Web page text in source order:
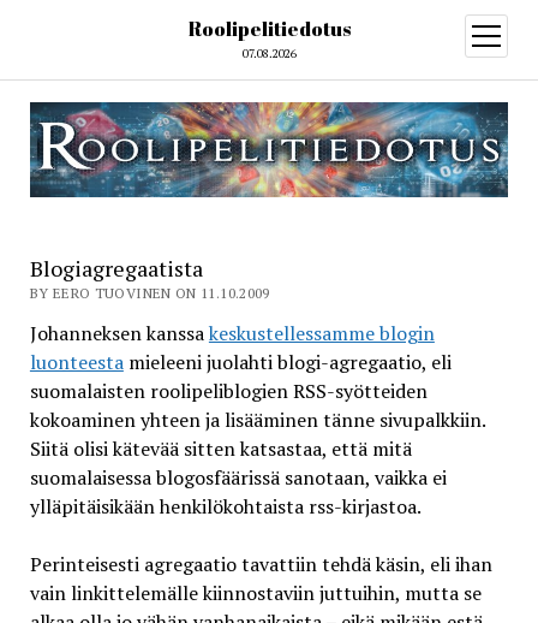
Roolipelitiedotus
07.08.2026
open
menu
Blogiagregaatista
BY EERO TUOVINEN ON 11.10.2009
Johanneksen kanssakeskustellessamme blogin
luonteestamieleeni juolahti blogi-agregaatio, eli
suomalaisten roolipeliblogien RSS-syötteiden
kokoaminen yhteen ja lisääminen tänne sivupalkkiin.
Siitä olisi kätevää sitten katsastaa, että mitä
suomalaisessa blogosfäärissä sanotaan, vaikka ei
ylläpitäisikään henkilökohtaista rss-kirjastoa.
Perinteisesti agregaatio tavattiin tehdä käsin, eli ihan
vain linkittelemälle kiinnostaviin juttuihin, mutta se